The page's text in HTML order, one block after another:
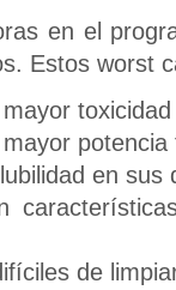
en el
Estos worst
toxicidad
potencia
en sus
de